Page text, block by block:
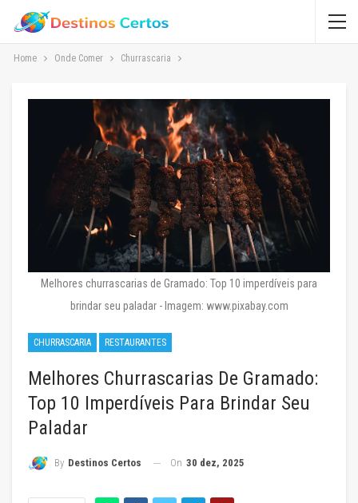
Home Onde Comer Churrascaria
Melhores churrascarias de Gramado: Top 10 imperdíveis para
brindar seu paladar - Imagem: www.pixabay.com
CHURRASCARIA RESTAURANTES
Melhores Churrascarias De Gramado:
Top 10 Imperdíveis Para Brindar Seu
Paladar
By Destinos Certos On 30 dez, 2025